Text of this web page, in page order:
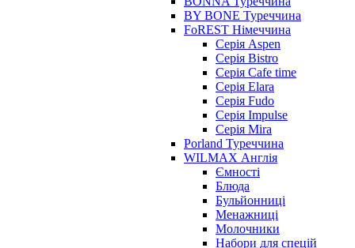
BY BONE Туреччина
FoREST Німеччина
Серія Aspen
Серія Bistro
Серія Cafe time
Серія Elara
Серія Fudo
Серія Impulse
Серія Mira
Porland Туреччина
WILMAX Англія
Ємності
Блюда
Бульйонниці
Менажниці
Молочники
Набори для спецій